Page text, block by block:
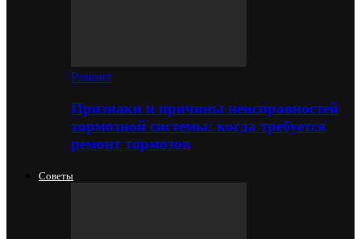
Ремонт
Признаки и причины неисправностей
тормозной системы: когда требуется
ремонт тормозов
Советы